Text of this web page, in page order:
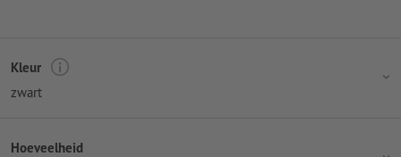
Kleur
zwart
Hoeveelheid